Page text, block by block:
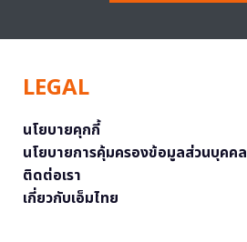
LEGAL
นโยบายคุกกี้
นโยบายการคุ้มครองข้อมูลส่วนบุคคล
ติดต่อเรา
เกี่ยวกับเอ็มไทย